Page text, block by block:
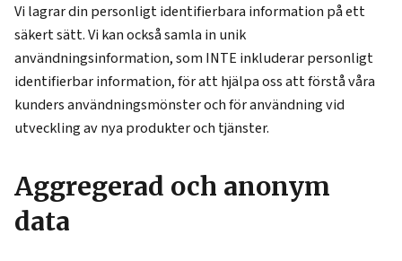
Vi lagrar din personligt identifierbara information på ett
säkert sätt. Vi kan också samla in unik
användningsinformation, som INTE inkluderar personligt
identifierbar information, för att hjälpa oss att förstå våra
kunders användningsmönster och för användning vid
utveckling av nya produkter och tjänster.
Aggregerad och anonym
data